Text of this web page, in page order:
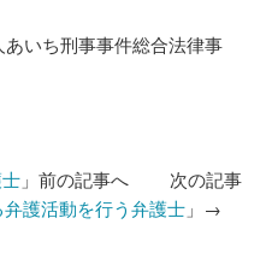
いち刑事事件総合法律事
」前の記事へ 次の記事
護活動を行う弁護士 」→